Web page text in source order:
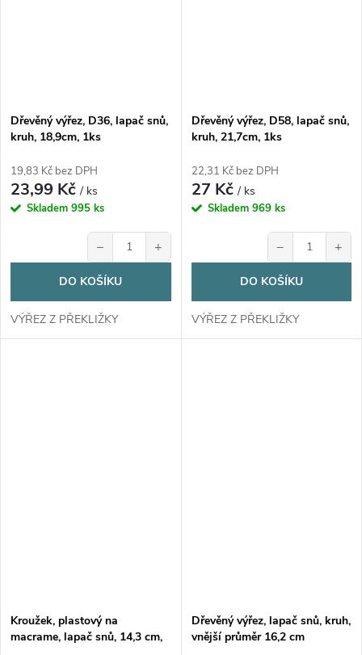
Dřevěný výřez, D36, lapač snů,
kruh, 18,9cm, 1ks
19,83 Kč bez DPH
23,99 Kč/ ks
Skladem 995 ks
− +
DO KOŠÍKU
VÝŘEZ Z PŘEKLIŽKY
Dřevěný výřez, D58, lapač snů,
kruh, 21,7cm, 1ks
22,31 Kč bez DPH
27 Kč/ ks
Skladem 969 ks
− +
DO KOŠÍKU
VÝŘEZ Z PŘEKLIŽKY
Kroužek, plastový na
macrame, lapač snů, 14,3 cm,
Dřevěný výřez, lapač snů, kruh,
vnější průměr 16,2 cm